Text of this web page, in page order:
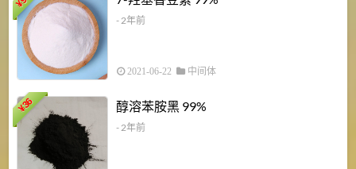
¥
- 2年前
2021-06-22 中间体
¥
36 醇溶苯胺黑 99%
- 2年前